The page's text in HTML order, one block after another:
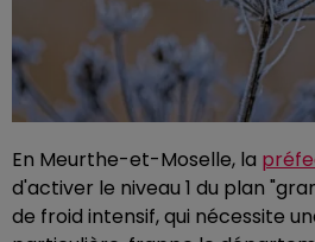
En Meurthe-et-Moselle, la
d'activer le niveau 1 du plan
de froid intensif, qui nécessite